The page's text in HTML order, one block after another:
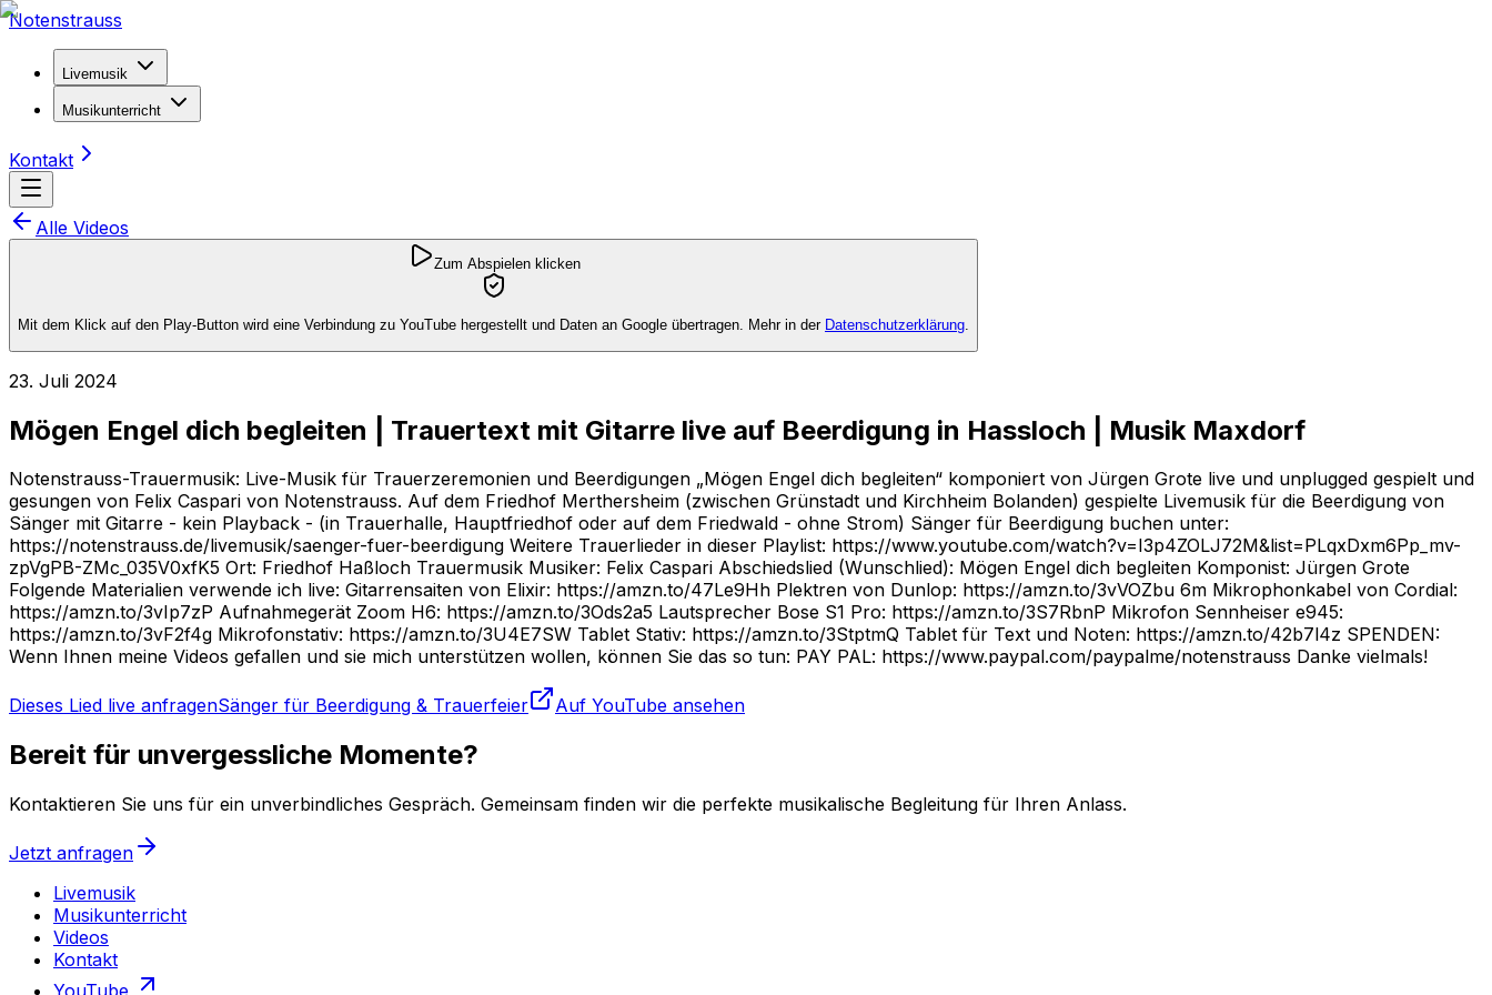
Notenstrauss
Livemusik
Musikunterricht
Kontakt
Alle Videos
Zum Abspielen klicken
Mit dem Klick auf den Play-Button wird eine Verbindung zu YouTube hergestellt und Daten an Google übertragen. Mehr in der Datenschutzerklärung.
23. Juli 2024
Mögen Engel dich begleiten | Trauertext mit Gitarre live auf Beerdigung in Hassloch | Musik Maxdorf
Notenstrauss-Trauermusik: Live-Musik für Trauerzeremonien und Beerdigungen „Mögen Engel dich begleiten“ komponiert von Jürgen Grote live und unplugged gespielt und
gesungen von Felix Caspari von Notenstrauss. Auf dem Friedhof Merthersheim (zwischen Grünstadt und Kirchheim Bolanden) gespielte Livemusik für die Beerdigung von
Sänger mit Gitarre - kein Playback - (in Trauerhalle, Hauptfriedhof oder auf dem Friedwald - ohne Strom) Sänger für Beerdigung buchen unter:
https://notenstrauss.de/livemusik/saenger-fuer-beerdigung Weitere Trauerlieder in dieser Playlist: https://www.youtube.com/watch?v=I3p4ZOLJ72M&list=PLqxDxm6Pp_mv-
zpVgPB-ZMc_035V0xfK5 Ort: Friedhof Haßloch Trauermusik Musiker: Felix Caspari Abschiedslied (Wunschlied): Mögen Engel dich begleiten Komponist: Jürgen Grote
Folgende Materialien verwende ich live: Gitarrensaiten von Elixir: https://amzn.to/47Le9Hh Plektren von Dunlop: https://amzn.to/3vVOZbu 6m Mikrophonkabel von Cordial:
https://amzn.to/3vIp7zP Aufnahmegerät Zoom H6: https://amzn.to/3Ods2a5 Lautsprecher Bose S1 Pro: https://amzn.to/3S7RbnP Mikrofon Sennheiser e945:
https://amzn.to/3vF2f4g Mikrofonstativ: https://amzn.to/3U4E7SW Tablet Stativ: https://amzn.to/3StptmQ Tablet für Text und Noten: https://amzn.to/42b7l4z SPENDEN:
Wenn Ihnen meine Videos gefallen und sie mich unterstützen wollen, können Sie das so tun: PAY PAL: https://www.paypal.com/paypalme/notenstrauss Danke vielmals!
Dieses Lied live anfragenSänger für Beerdigung & Trauerfeier Auf YouTube ansehen
Bereit für unvergessliche Momente?
Kontaktieren Sie uns für ein unverbindliches Gespräch. Gemeinsam finden wir die perfekte musikalische Begleitung für Ihren Anlass.
Jetzt anfragen
Livemusik
Musikunterricht
Videos
Kontakt